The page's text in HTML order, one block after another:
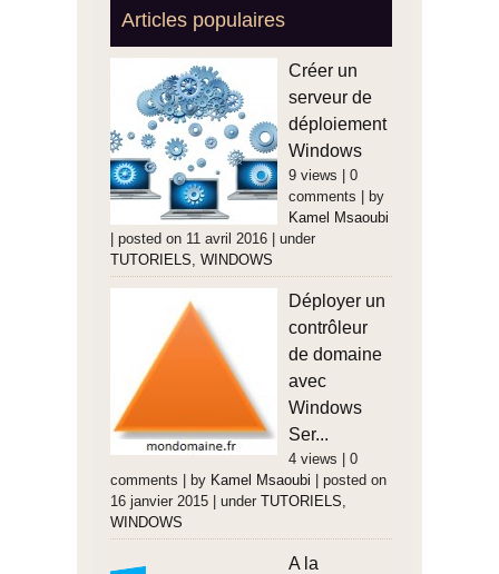
Articles populaires
Créer un
serveur de
déploiement
Windows
9 views | 0
comments | by
Kamel Msaoubi
| posted on 11 avril 2016 | under
TUTORIELS WINDOWS
Déployer un
contrôleur
de domaine
avec
Windows
Ser...
4 views | 0
comments | by Kamel Msaoubi | posted on
16 janvier 2015 | under TUTORIELS
WINDOWS
A la